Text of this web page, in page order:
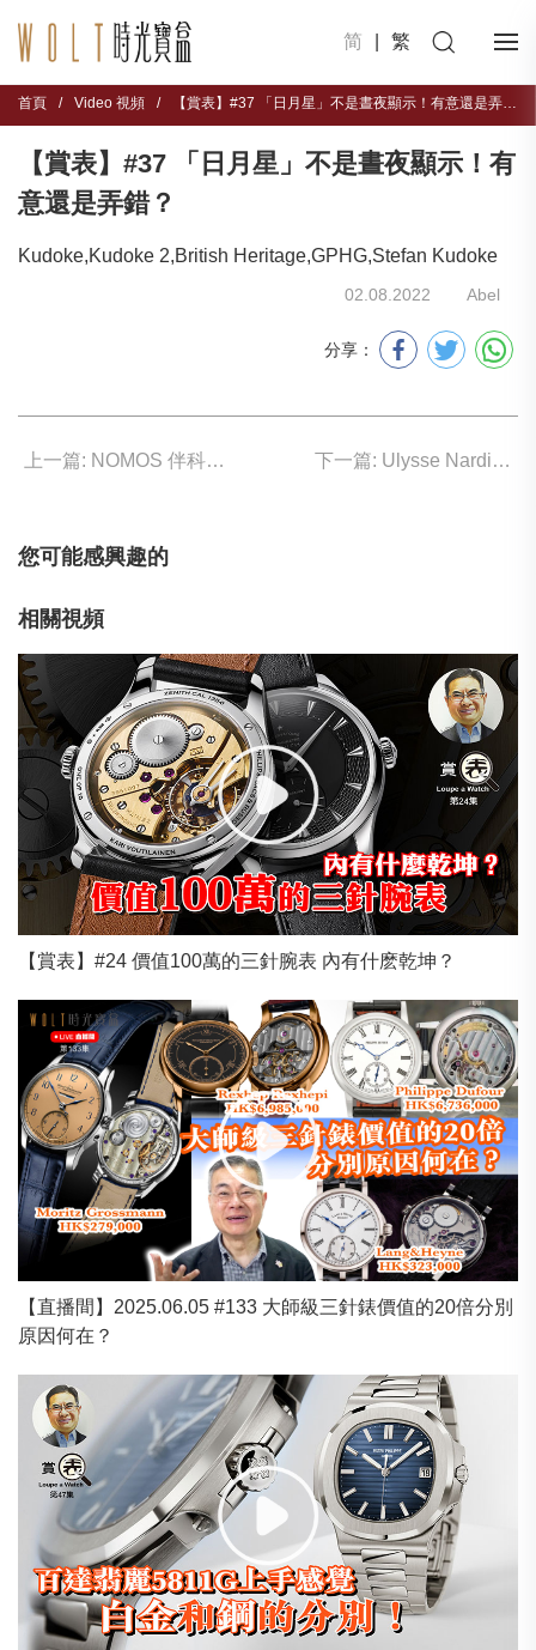
简 繁
首頁 / Video 視頻 / 【賞表】#37 「日月星」不是晝夜顯示！有意還是弄錯？
【賞表】#37 「日月星」不是晝夜顯示！有
意還是弄錯？
Kudoke,Kudoke 2,British Heritage,GPHG,Stefan Kudoke
02.08.2022 Abel
分享：
上一篇: NOMOS 伴科學家游曆萊茵河 下一篇: Ulysse Nardin 守護鲨魚未來
您可能感興趣的
相關視頻
【賞表】#24 價值100萬的三針腕表 內有什麽乾坤？
【直播間】2025.06.05 #133 大師級三針錶價值的20倍分別
原因何在？